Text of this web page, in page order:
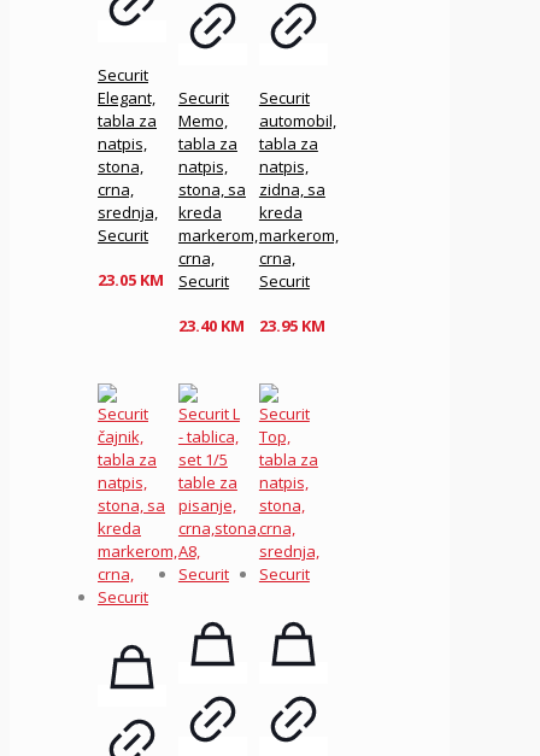
Securit
Elegant,
tabla za
natpis,
stona,
crna,
srednja,
Securit
23.05 KM
Securit
Memo,
tabla za
natpis,
stona, sa
kreda
markerom,
crna,
Securit
23.40 KM
Securit
automobil,
tabla za
natpis,
zidna, sa
kreda
markerom,
crna,
Securit
23.95 KM